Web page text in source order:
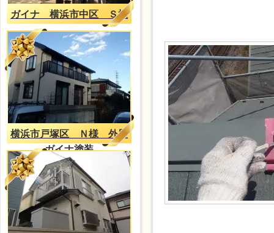
ガイナ 横浜市中区 Ｓ様
横浜市戸塚区 Ｎ様 外壁
ガイナ塗装